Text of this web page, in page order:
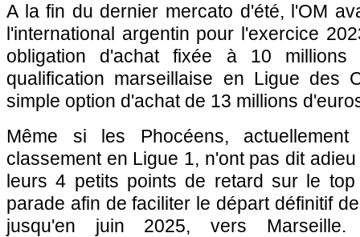
A la fin du dernier mercato d'été, l'OM
l'international argentin pour l'exercice
obligation d'achat fixée à 10
qualification marseillaise en Ligue des
simple option d'achat de 13 millions
Même si les Phocéens,
classement en Ligue 1, n'ont pas dit
leurs 4 petits points de retard sur le
parade afin de faciliter le départ définitif
jusqu'en juin 2025, vers